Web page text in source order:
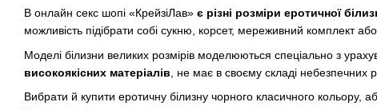
В онлайн секс шопі «КрейзіЛав» є різні розміри еротичної
можливість підібрати собі сукню, корсет, мереживний комплект
Моделі білизни великих розмірів моделюються спеціально з
високоякісних матеріалів , не має в своєму складі небезпечних
Вибрати й купити еротичну білизну чорного класичного кольору,